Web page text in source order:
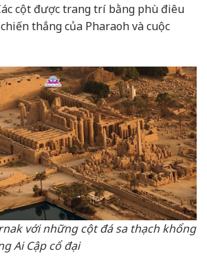
cột được trang trí bằng phù điêu
thắng của Pharaoh và cuộc
với những cột đá sa thạch khổng
Ai Cập cổ đại